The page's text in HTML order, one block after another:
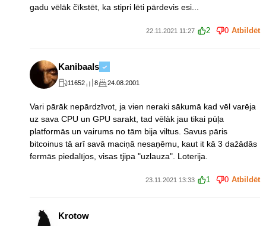
gadu vēlāk čīkstēt, ka stipri lēti pārdevis esi...
22.11.2021 11:27 2 0 Atbildēt
Kanibaals
11652 8 24.08.2001
Vari pārāk nepārdzīvot, ja vien neraki sākumā kad vēl varēja
uz sava CPU un GPU sarakt, tad vēlàk jau tikai pūļa
platformās un vairums no tām bija viltus. Savus pāris
bitcoinus tā arī savā maciņā nesaņēmu, kaut it kā 3 dažādās
fermās piedalījos, visas tjipa "uzlauza". Loterija.
23.11.2021 13:33 1 0 Atbildēt
Krotow